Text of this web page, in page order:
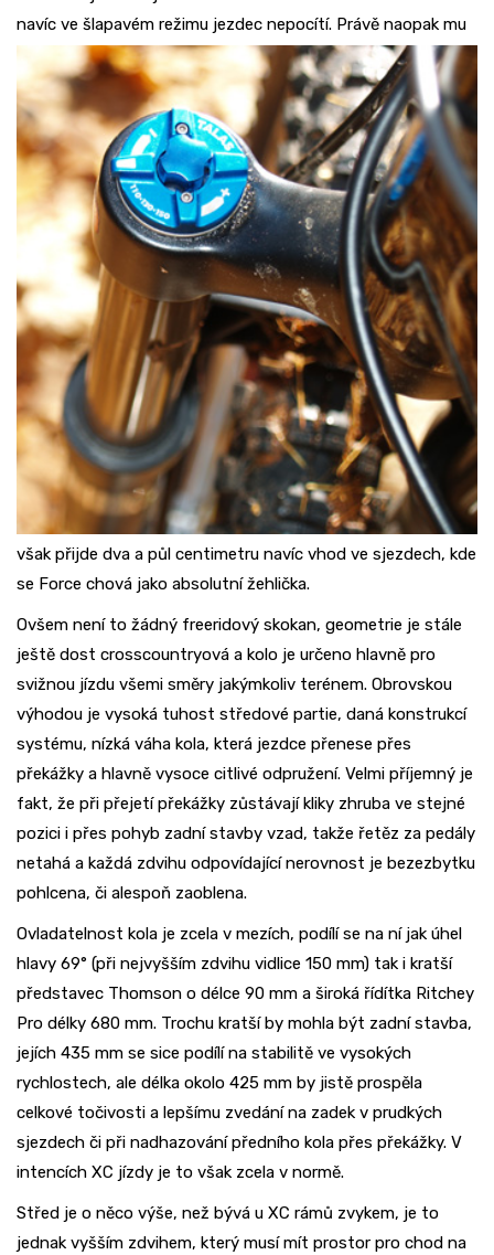
navíc ve šlapavém režimu jezdec nepocítí. Právě naopak mu
však přijde dva a půl centimetru navíc vhod ve sjezdech, kde
se Force chová jako absolutní žehlička.
Ovšem není to žádný freeridový skokan, geometrie je stále
ještě dost crosscountryová a kolo je určeno hlavně pro
svižnou jízdu všemi směry jakýmkoliv terénem. Obrovskou
výhodou je vysoká tuhost středové partie, daná konstrukcí
systému, nízká váha kola, která jezdce přenese přes
překážky a hlavně vysoce citlivé odpružení. Velmi příjemný je
fakt, že při přejetí překážky zůstávají kliky zhruba ve stejné
pozici i přes pohyb zadní stavby vzad, takže řetěz za pedály
netahá a každá zdvihu odpovídající nerovnost je bezezbytku
pohlcena, či alespoň zaoblena.
Ovladatelnost kola je zcela v mezích, podílí se na ní jak úhel
hlavy 69° (při nejvyšším zdvihu vidlice 150 mm) tak i kratší
představec Thomson o délce 90 mm a široká řídítka Ritchey
Pro délky 680 mm. Trochu kratší by mohla být zadní stavba,
jejích 435 mm se sice podílí na stabilitě ve vysokých
rychlostech, ale délka okolo 425 mm by jistě prospěla
celkové točivosti a lepšímu zvedání na zadek v prudkých
sjezdech či při nadhazování předního kola přes překážky. V
intencích XC jízdy je to však zcela v normě.
Střed je o něco výše, než bývá u XC rámů zvykem, je to
jednak vyšším zdvihem, který musí mít prostor pro chod na